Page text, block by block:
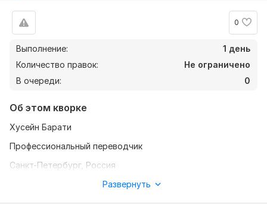
0
Выполнение:
1 день
Количество правок:
Не ограничено
В очереди:
0
Об этом кворке
Хусейн Барати
Профессиональный переводчик
Санкт-Петербург, Россия
Развернуть